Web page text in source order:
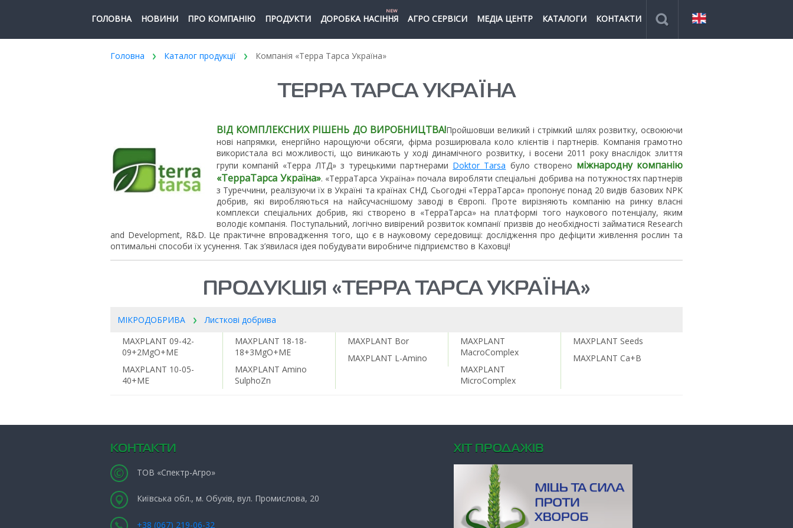
ГОЛОВНА НОВИНИ ПРО КОМПАНІЮ ПРОДУКТИ ДОРОБКА НАСІННЯ
NEW
АГРО СЕРВІСИ МЕДІА ЦЕНТР КАТАЛОГИ КОНТАКТИ
Головна Каталог продукції Компанія «Терра Тарса Україна»
ТЕРРА ТАРСА УКРАЇНА
ВІД КОМПЛЕКСНИХ РІШЕНЬ ДО ВИРОБНИЦТВА!Пройшовши великий і стрімкий шлях розвитку, освоюючи
нові напрямки, енергійно нарощуючи обсяги, фірма розширювала коло клієнтів і партнерів. Компанія грамотно
використала всі можливості, що виникають у ході динамічного розвитку, і восени 2011 року внаслідок злиття
групи компаній «Терра ЛТД» з турецькими партнерами Doktor Tarsa було створено міжнародну компанію
«ТерраТарса Україна». «ТерраТарса Україна» почала виробляти спеціальні добрива на потужностях партнерів
з Туреччини, реалізуючи їх в Україні та країнах СНД. Сьогодні «ТерраТарса» пропонує понад 20 видів базових NPK
добрив, які виробляються на найсучаснішому заводі в Європі. Проте вирізняють компанію на ринку власні
комплекси спеціальних добрив, які створено в «ТерраТарса» на платформі того наукового потенціалу, яким
володіє компанія. Поступальний, логічно вивірений розвиток компанії призвів до необхідності займатися Research
and Development, R&D. Це практичне впровадження того, що є в науковому середовищі: дослідження про дефіцити живлення рослин та
оптимальні способи їх усунення. Так з’явилася ідея побудувати виробниче підприємство в Каховці!
ПРОДУКЦІЯ «ТЕРРА ТАРСА УКРАЇНА»
МІКРОДОБРИВА
Листкові добрива
MAXPLANT 09-42-
09+2MgO+ME
MAXPLANT 10-05-
40+ME
MAXPLANT 18-18-
18+3MgO+ME
MAXPLANT Amino
SulphoZn
MAXPLANT Bor
MAXPLANT L-Amino
MAXPLANT
MacroComplex
MAXPLANT
MicroComplex
MAXPLANT Seeds
MAXPLANT Са+B
КОНТАКТИ
ТОВ «Спектр-Агро»
Київська обл., м. Обухів, вул. Промислова, 20
+38 (067) 219-06-32
ХIТ ПРОДАЖІВ